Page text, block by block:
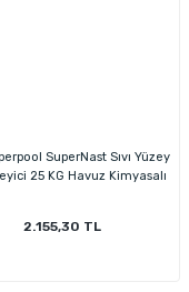
SuperNast Sıvı Yüzey
25 KG Havuz Kimyasalı
2.155,30 TL